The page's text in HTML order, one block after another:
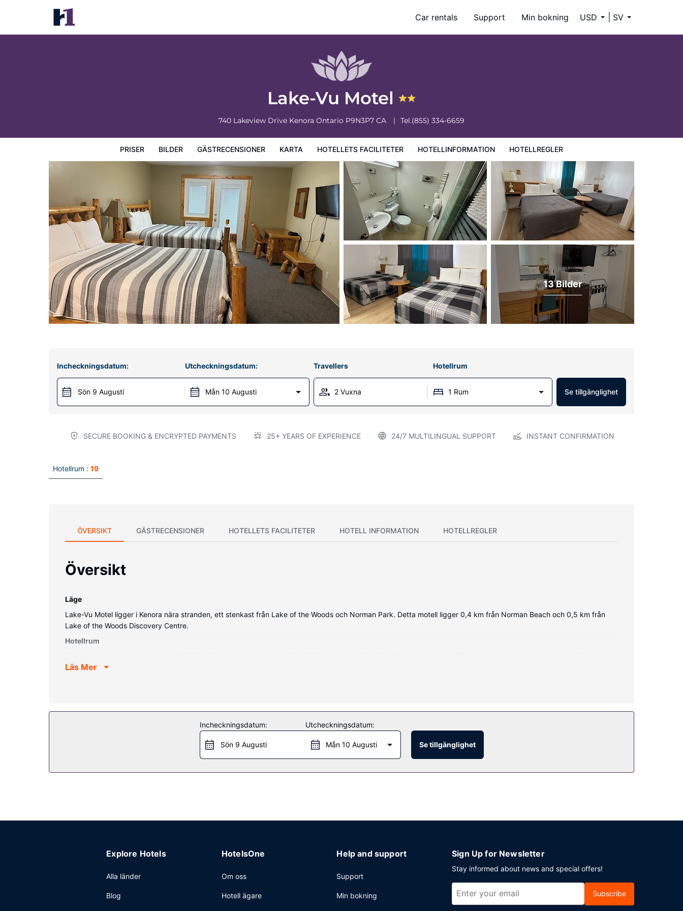
Car rentals Support Min bokning USD SV
Lake-Vu Motel
740 Lakeview Drive Kenora Ontario P9N3P7 CA Tel.(855) 334-6659
PRISER BILDER GÄSTRECENSIONER KARTA HOTELLETS FACILITETER HOTELLINFORMATION HOTELLREGLER
Lake-Vu Motel
Priser
13 Bilder
Incheckningsdatum:
Sön 9 Augusti
Utcheckningsdatum:
Mån 10 Augusti
Travellers Hotellrum
2 Vuxna 1 Rum Se tillgänglighet
SECURE BOOKING & ENCRYPTED PAYMENTS 25+ YEARS OF EXPERIENCE 24/7 MULTILINGUAL SUPPORT INSTANT CONFIRMATION
Hotellrum : 19
ÖVERSIKT GÄSTRECENSIONER HOTELLETS FACILITETER HOTELL INFORMATION HOTELLREGLER
Översikt
Läge
Lake-Vu Motel ligger i Kenora nära stranden, ett stenkast från Lake of the Woods och Norman Park. Detta motell ligger 0,4 km från Norman Beach och 0,5 km från
Lake of the Woods Discovery Centre.
Hotellrum
underhållning. Badrummen har dusch och gratis toalettartiklar. På rummet finns skrivbord, mikrovågsugnar och telefon med gratis lokalsamtal.
Restaurang
Gäster på Lake-Vu Motel kan äta gott på LakeVu Restaurant.
Gäster har tillgång till bland annat bagageförvaring och varuautomat. Avgiftsfri parkering erbjuds på plats.
Läs Mer
Incheckningsdatum:
Sön 9 Augusti
Utcheckningsdatum:
Mån 10 Augusti Se tillgänglighet
Explore Hotels
Alla länder
Blog
HotelsOne
Om oss
Hotell ägare
Help and support
Support
Min bokning
Sign Up for Newsletter
Stay informed about news and special offers!
Subscribe